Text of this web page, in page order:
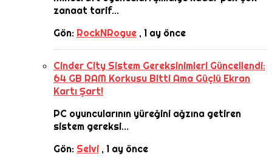
zanaat tarif...
Gön: RockNRogue ,1 ay önce
Cinder City Sistem Gereksinimleri Güncellendi:
64 GB RAM Korkusu Bitti Ama Güçlü Ekran
Kartı Şart!
PC oyuncularının yüreğini ağzına getiren
sistem gereksi...
Gön: Selvi ,1 ay önce